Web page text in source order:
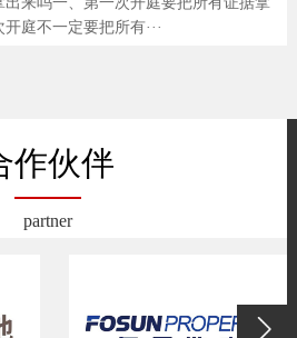
庭不一定要把所有···
作伙伴
partner